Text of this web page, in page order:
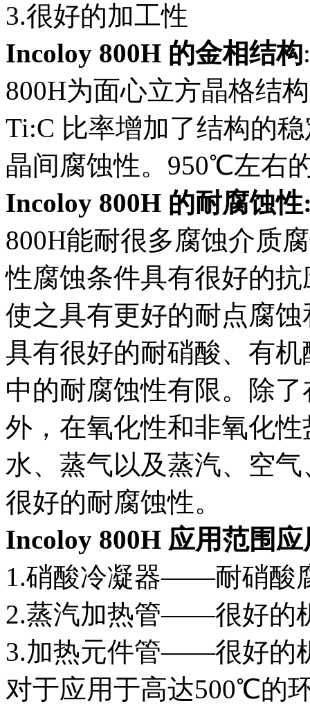
3.很好的加工性
Incoloy 800H 的金相结构:
800H为面心立方晶格结
Ti:C 比率增加了结构的
晶间腐蚀性。950℃左右
Incoloy 800H 的耐腐蚀
800H能耐很多腐蚀介质
性腐蚀条件具有很好的
使之具有更好的耐点腐
具有很好的耐硝酸、有
中的耐腐蚀性有限。除
外，在氧化性和非氧化
水、蒸气以及蒸汽、空
很好的耐腐蚀性。
Incoloy 800H 应用范围
1.硝酸冷凝器——耐硝酸
2.蒸汽加热管——很好的
3.加热元件管——很好的
对于应用于高达500℃的